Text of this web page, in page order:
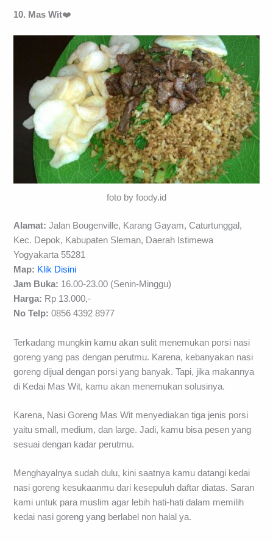
10. Mas Wit❤️
foto by foody.id
Alamat: Jalan Bougenville, Karang Gayam, Caturtunggal,
Kec. Depok, Kabupaten Sleman, Daerah Istimewa
Yogyakarta 55281
Map: Klik Disini
Jam Buka: 16.00-23.00 (Senin-Minggu)
Harga: Rp 13.000,-
No Telp: 0856 4392 8977
Terkadang mungkin kamu akan sulit menemukan porsi nasi
goreng yang pas dengan perutmu. Karena, kebanyakan nasi
goreng dijual dengan porsi yang banyak. Tapi, jika makannya
di Kedai Mas Wit, kamu akan menemukan solusinya.
Karena, Nasi Goreng Mas Wit menyediakan tiga jenis porsi
yaitu small, medium, dan large. Jadi, kamu bisa pesen yang
sesuai dengan kadar perutmu.
Menghayalnya sudah dulu, kini saatnya kamu datangi kedai
nasi goreng kesukaanmu dari kesepuluh daftar diatas. Saran
kami untuk para muslim agar lebih hati-hati dalam memilih
kedai nasi goreng yang berlabel non halal ya.